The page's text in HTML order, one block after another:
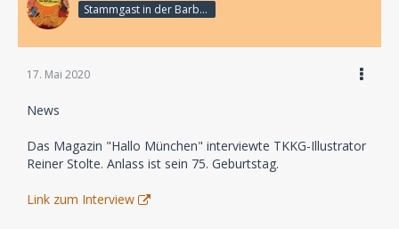
Stammgast in der Barbarabar
17. Mai 2020
News
Das Magazin "Hallo München" interviewte TKKG-Illustrator
Reiner Stolte. Anlass ist sein 75. Geburtstag.
Link zum Interview